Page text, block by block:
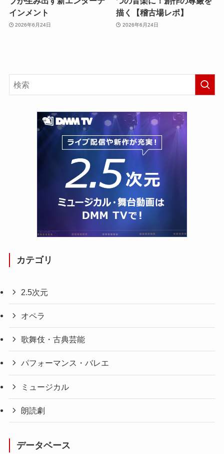
インメント
2026年6月24日
描く【稽古場レポ】
2026年6月24日
カテゴリ
2.5次元
オペラ
歌舞伎・古典芸能
パフォーマンス・バレエ
ミュージカル
朗読劇
データベース